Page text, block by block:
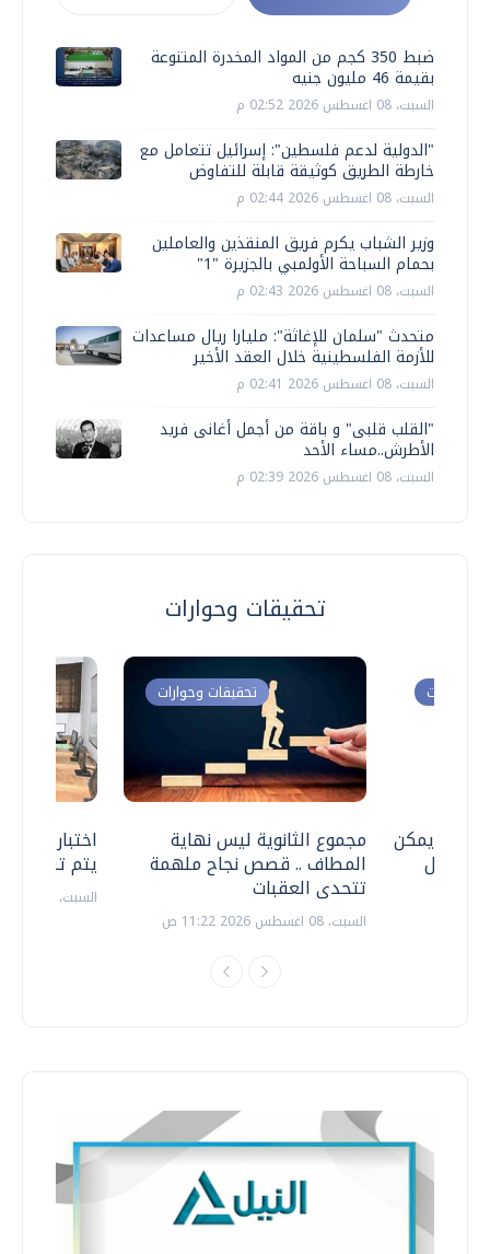
ضبط 350 كجم من المواد المخدرة المتنوعة
بقيمة 46 مليون جنيه
السبت، 08 اغسطس 2026 02:52 م
"الدولية لدعم فلسطين": إسرائيل تتعامل مع
خارطة الطريق كوثيقة قابلة للتفاوض
السبت، 08 اغسطس 2026 02:44 م
وزير الشباب يكرم فريق المنقذين والعاملين
بحمام السباحة الأولمبي بالجزيرة "1"
السبت، 08 اغسطس 2026 02:43 م
متحدث "سلمان للإغاثة": مليارا ريال مساعدات
للأزمة الفلسطينية خلال العقد الأخير
السبت، 08 اغسطس 2026 02:41 م
"القلب قلبى" و باقة من أجمل أغانى فريد
الأطرش..مساء الأحد
السبت، 08 اغسطس 2026 02:39 م
تحقيقات وحوارات
اختبارات
يتم
السبت، 18 يوليو 2026 09:22 ص
تحقيقات وحوارات
مجموع الثانوية ليس نهاية
المطاف .. قصص نجاح ملهمة
تتحدى العقبات
السبت، 08 اغسطس 2026 11:22 ص
وحوارات
.. هل يمكن
نتعامل